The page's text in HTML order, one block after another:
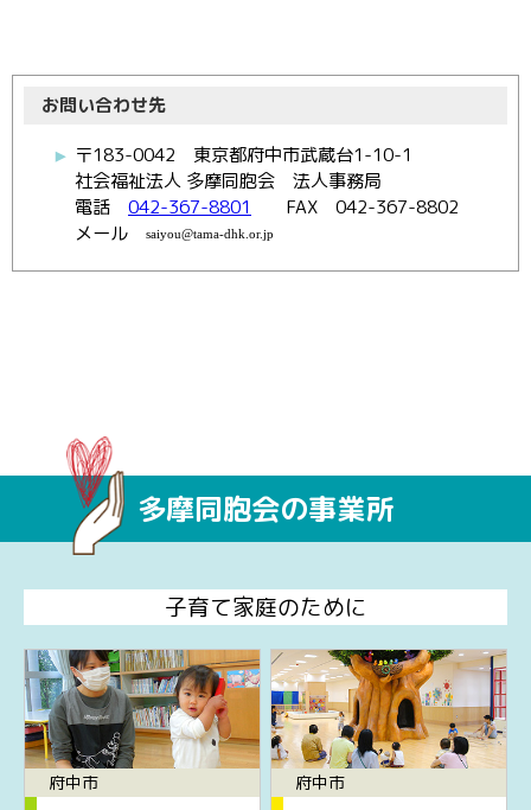
お問い合わせ先
〒183-0042 東京都府中市武蔵台1-10-1
社会福祉法人 多摩同胞会 法人事務局
電話 042-367-8801
FAX 042-367-8802
メール
多摩同胞会の事業所
子育て家庭のために
府中市 府中市